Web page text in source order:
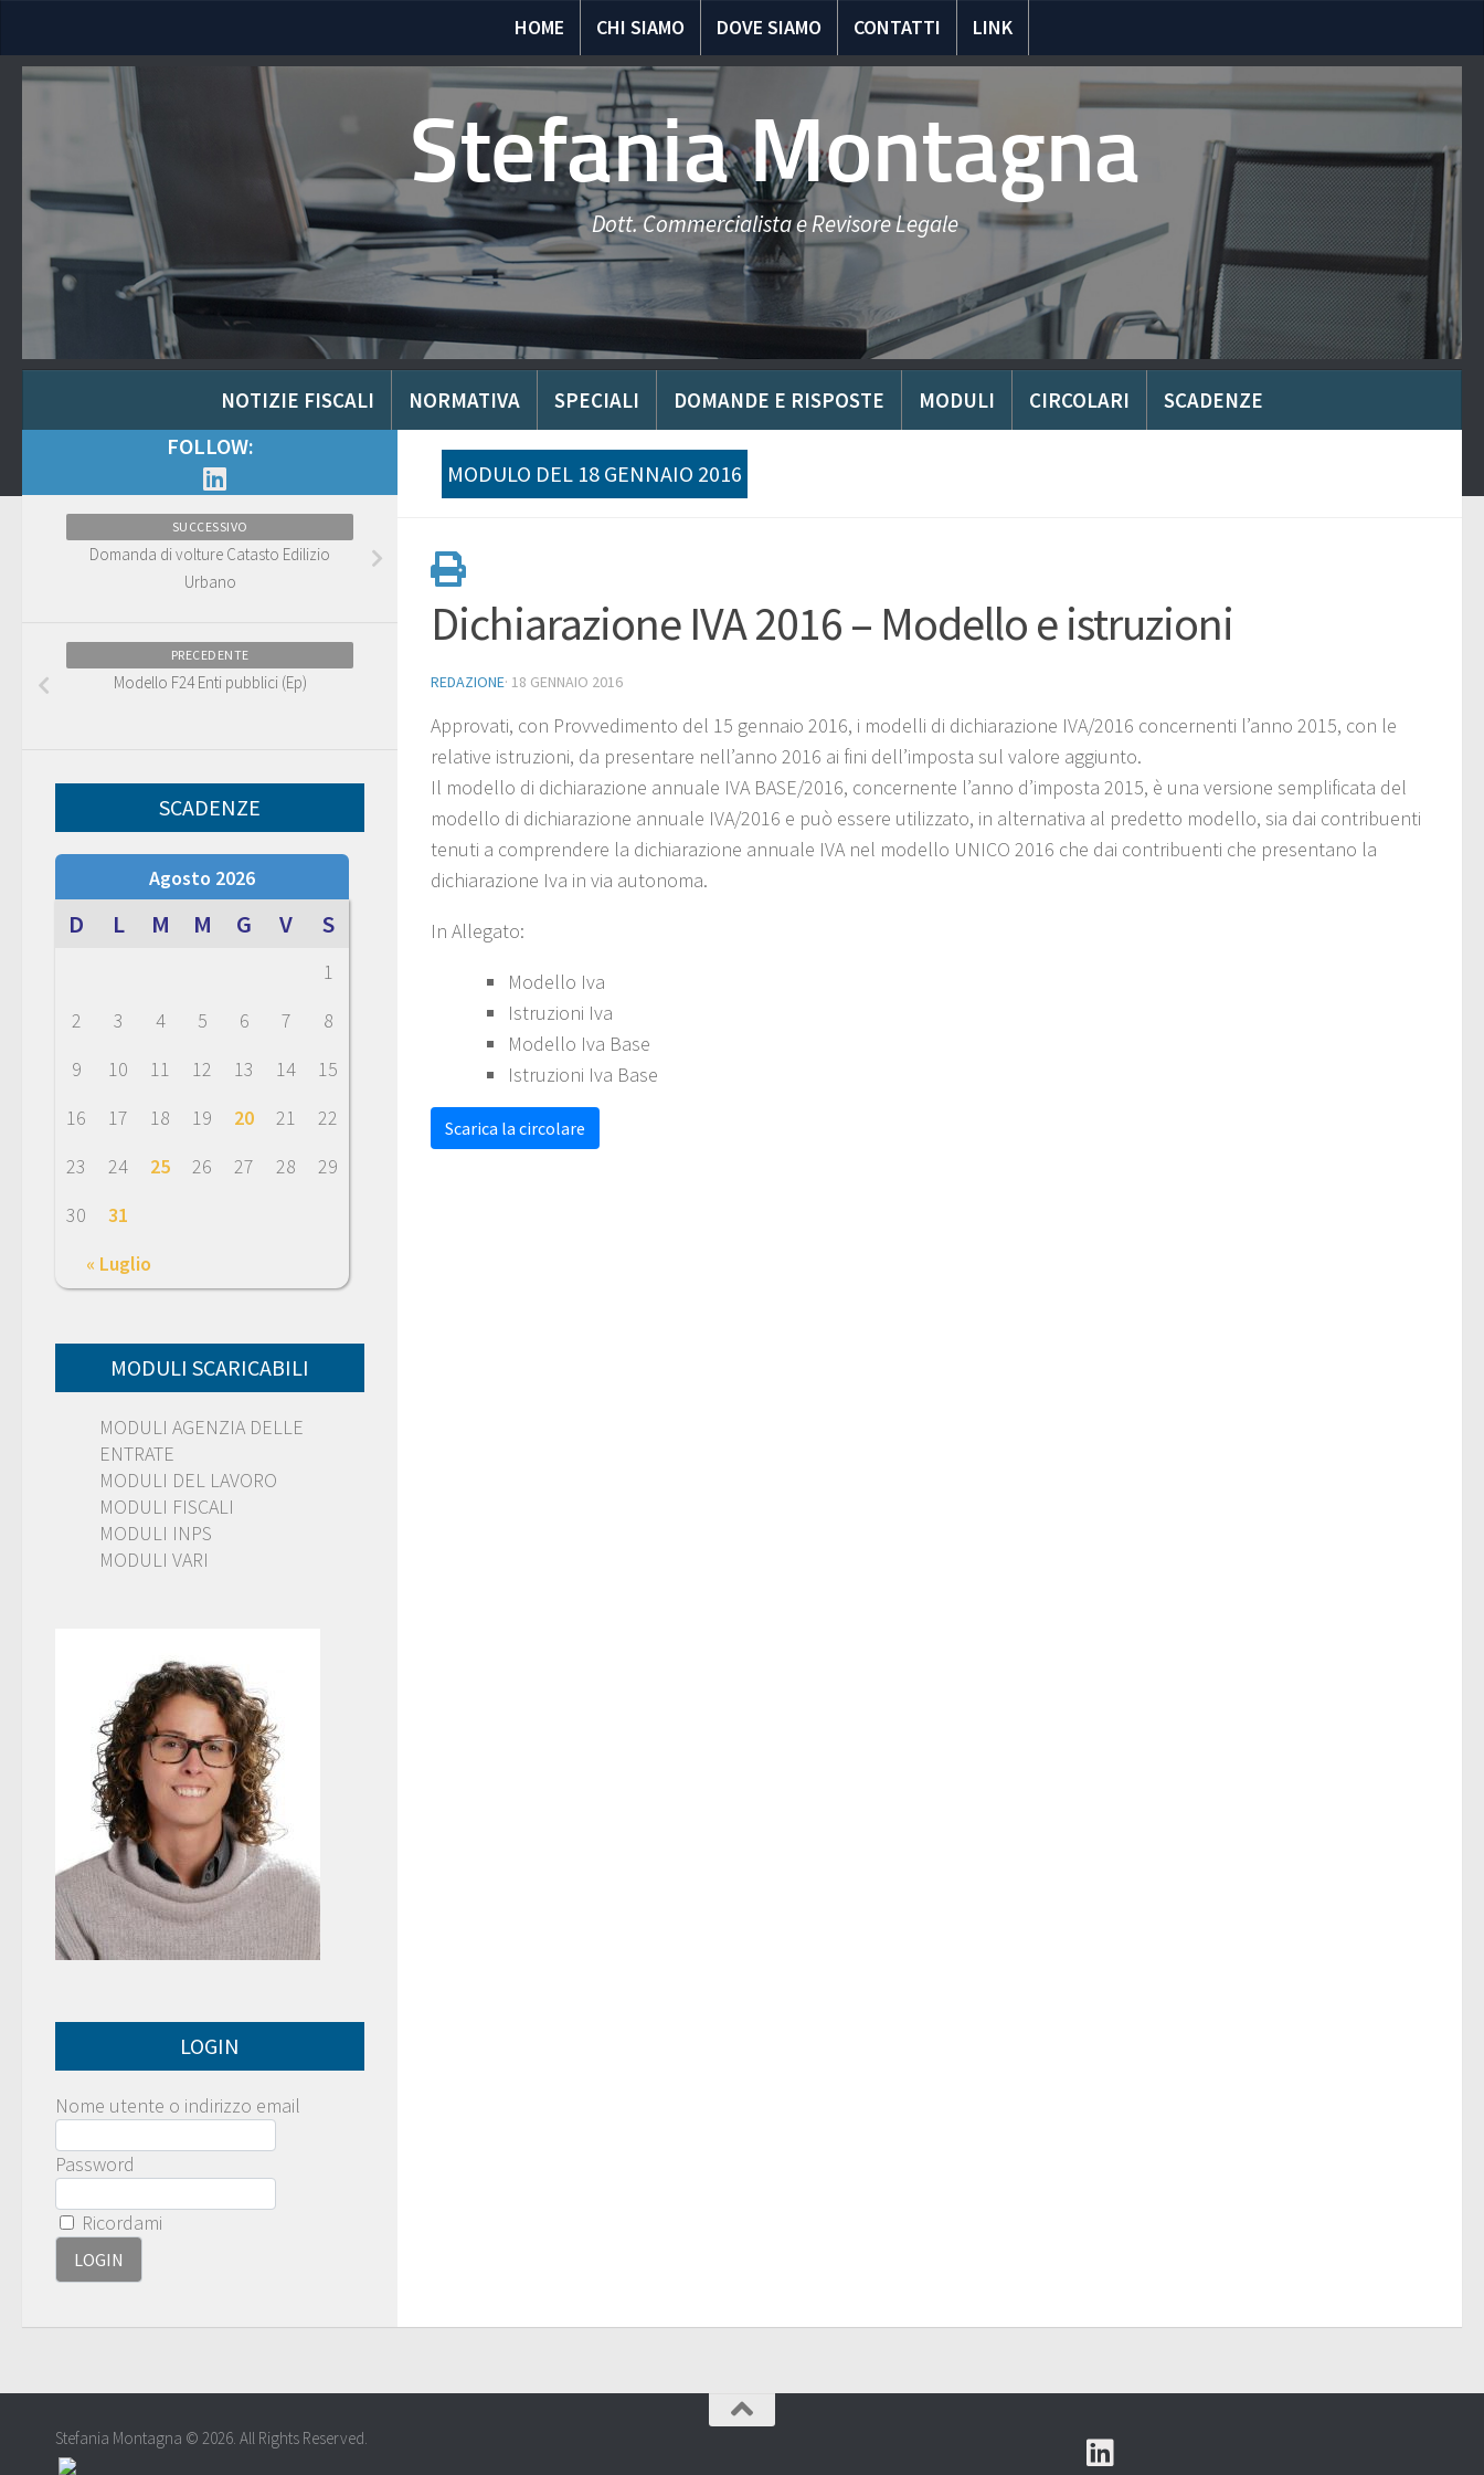
HOME CHI SIAMO DOVE SIAMO CONTATTI LINK
Stefania Montagna
Dott. Commercialista e Revisore Legale
NOTIZIE FISCALI NORMATIVA SPECIALI DOMANDE E RISPOSTE MODULI CIRCOLARI SCADENZE
MODULO DEL 18 GENNAIO 2016
Dichiarazione IVA 2016 – Modello e istruzioni
REDAZIONE· 18 GENNAIO 2016
Approvati, con Provvedimento del 15 gennaio 2016, i modelli di dichiarazione IVA/2016 concernenti l’anno 2015, con le
relative istruzioni, da presentare nell’anno 2016 ai fini dell’imposta sul valore aggiunto.
Il modello di dichiarazione annuale IVA BASE/2016, concernente l’anno d’imposta 2015, è una versione semplificata del
modello di dichiarazione annuale IVA/2016 e può essere utilizzato, in alternativa al predetto modello, sia dai contribuenti
tenuti a comprendere la dichiarazione annuale IVA nel modello UNICO 2016 che dai contribuenti che presentano la
dichiarazione Iva in via autonoma.
In Allegato:
Modello Iva
Istruzioni Iva
Modello Iva Base
Istruzioni Iva Base
Scarica la circolare
FOLLOW:
SUCCESSIVO
Domanda di volture Catasto Edilizio
Urbano
PRECEDENTE
Modello F24 Enti pubblici (Ep)
SCADENZE
Agosto 2026
D L M M G V S
« Luglio
1
2
3 4 5 6 7
8
9
10 11 12 13 14
15
16
17 18 19 20 21
22
23
24 25 26 27 28
29
30
31
MODULI SCARICABILI
MODULI AGENZIA DELLE
ENTRATE
MODULI DEL LAVORO
MODULI FISCALI
MODULI INPS
MODULI VARI
LOGIN
Nome utente o indirizzo email
Password
Ricordami
Stefania Montagna © 2026. All Rights Reserved.